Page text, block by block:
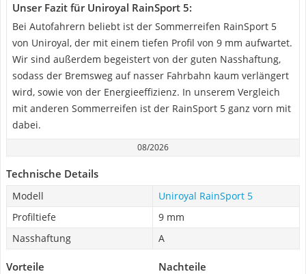
Unser Fazit für Uniroyal RainSport 5:
Bei Autofahrern beliebt ist der Sommerreifen RainSport 5
von Uniroyal, der mit einem tiefen Profil von 9 mm aufwartet.
Wir sind außerdem begeistert von der guten Nasshaftung,
sodass der Bremsweg auf nasser Fahrbahn kaum verlängert
wird, sowie von der Energieeffizienz. In unserem Vergleich
mit anderen Sommerreifen ist der RainSport 5 ganz vorn mit
dabei.
08/2026
Technische Details
Modell
Uniroyal RainSport 5
Profiltiefe
9 mm
Nasshaftung
A
Vorteile Nachteile